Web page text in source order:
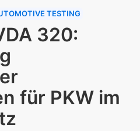
TESTING
320:
für PKW im